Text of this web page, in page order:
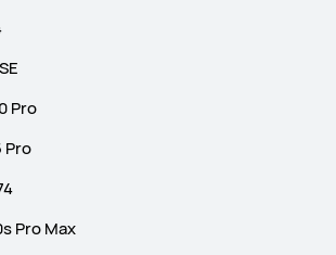
Pro
Pro
Pro Max